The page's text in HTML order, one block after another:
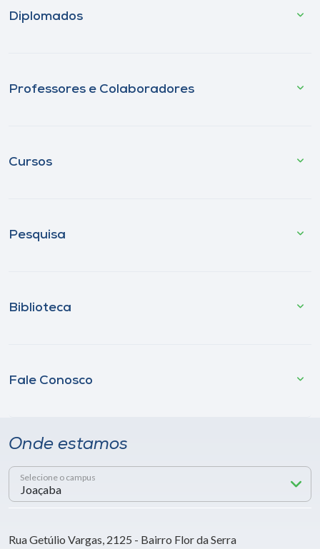
Diplomados
Professores e Colaboradores
Cursos
Pesquisa
Biblioteca
Fale Conosco
Onde estamos
Selecione o campus
Rua Getúlio Vargas, 2125 - Bairro Flor da Serra